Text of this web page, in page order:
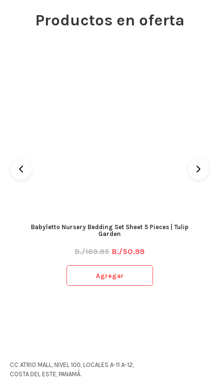
Productos en oferta
Babyletto Nursery Bedding Set Sheet 5 Pieces | Tulip
Garden
B./169.95 B./50.99
Agregar
CC ATRIO MALL, NIVEL 100, LOCALES A-11 A-12,
COSTA DEL ESTE, PANAMÁ.